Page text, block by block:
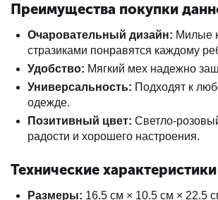
Преимущества покупки
Очаровательный дизайн: Милые
стразиками понравятся каждому
Удобство: Мягкий мех надежно
Универсальность: Подходят к
одежде.
Позитивный цвет: Светло-
радости и хорошего настроения.
Технические характеристики
Размеры: 16.5 см × 10.5 см × 22.5